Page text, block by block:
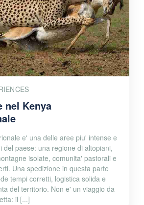
nel Kenya
e' una delle aree piu' intense e
del paese: una regione di altopiani,
isolate, comunita' pastorali e
Una spedizione in questa parte
tempi corretti, logistica solida e
del territorio. Non e' un viaggio da
il [...]